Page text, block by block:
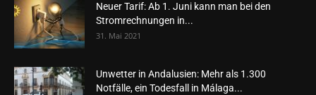
Neuer Tarif: Ab 1. Juni kann man bei den
Stromrechnungen in...
31. Mai 2021
Unwetter in Andalusien: Mehr als 1.300
Notfälle, ein Todesfall in Málaga...